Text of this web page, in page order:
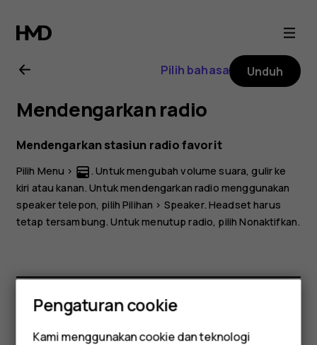
Buku
petunjuk
Nokia
105
(2019)
Pilih bahasa Unduh
Mendengarkan radio
Mendengarkan stasiun radio favorit
Pilih Menu >
. Untuk mengubah volume suara, gulir ke
kiri atau kanan. Untuk mendengarkan radio menggunakan
speaker telepon, pilihPilihan > Speaker. Headset harus
tetap tersambung. Untuk menutup radio, pilihNonaktifkan.
Apakah ini membantu?
Pengaturan cookie
Kami menggunakan cookie dan teknologi